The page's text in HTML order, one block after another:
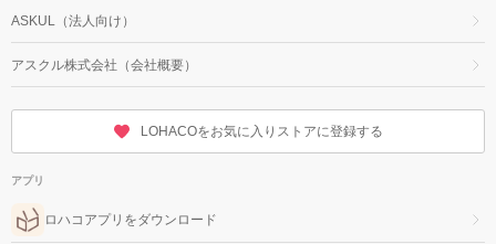
ASKUL（法人向け）
アスクル株式会社（会社概要）
LOHACOをお気に入りストアに登録する
アプリ
ロハコアプリをダウンロード